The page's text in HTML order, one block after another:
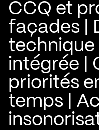
CCQ et
façades |
technique
intégrée |
priorités
temps |